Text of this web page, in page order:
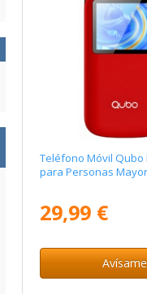
Teléfono Móvil Qubo
para Personas
29,99 €
Avísame